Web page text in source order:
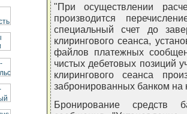
"При осуществлении
производится
специальный счет до
клирингового сеанса,
файлов платежных
чистых дебетовых позиций
клирингового сеанса
забронированных банком на
Бронирование средств